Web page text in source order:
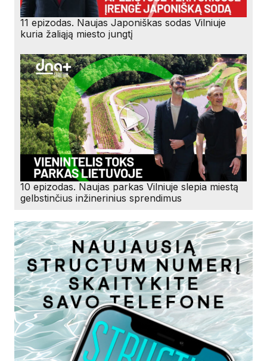
11 epizodas. Naujas Japoniškas sodas Vilniuje
kuria žaliąją miesto jungtį
10 epizodas. Naujas parkas Vilniuje slepia miestą
gelbstinčius inžinerinius sprendimus